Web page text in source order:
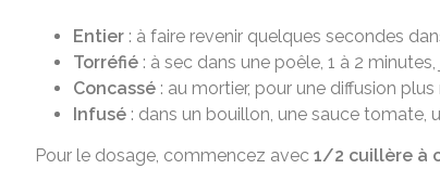
Entier : à faire revenir quelques secondes
Torréfié : à sec dans une poêle, 1 à 2
Concassé : au mortier, pour une diffusion
Infusé : dans un bouillon, une sauce tomate,
Pour le dosage, commencez avec 1/2 cuillère à